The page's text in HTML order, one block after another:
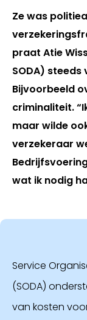
Ze was
praat Atie
SODA)
Bijvoorbeeld
criminaliteit.
maar wilde
verzekeraar
wat ik nodig
Service
(SODA)
van kosten